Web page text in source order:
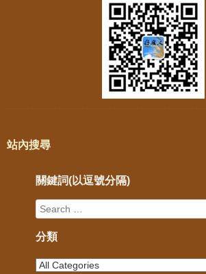
站內搜尋
關鍵詞(以逗號分隔)
分類